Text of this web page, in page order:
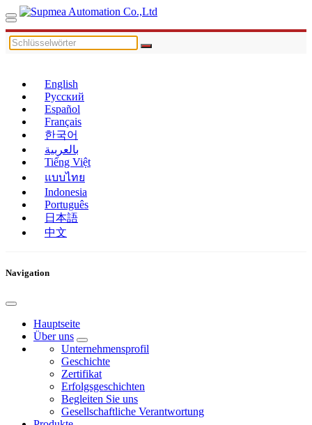
English
Русский
Español
Français
한국어
بالعربية
Tiếng Việt
แบบไทย
Indonesia
Português
日本語
中文
Navigation
Hauptseite
Über uns
Unternehmensprofil
Geschichte
Zertifikat
Erfolgsgeschichten
Begleiten Sie uns
Gesellschaftliche Verantwortung